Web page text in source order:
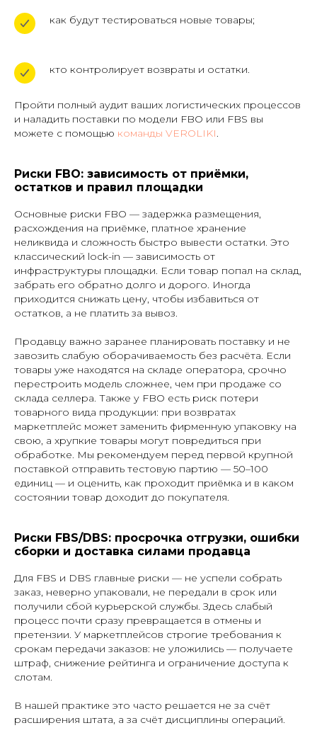
как будут тестироваться новые товары;
кто контролирует возвраты и остатки.
Пройти полный аудит ваших логистических процессов
и наладить поставки по модели FBO или FBS вы
можете с помощью команды VEROLIKI.
Риски FBO: зависимость от приёмки,
остатков и правил площадки
Основные риски FBO — задержка размещения,
расхождения на приёмке, платное хранение
неликвида и сложность быстро вывести остатки. Это
классический lock-in — зависимость от
инфраструктуры площадки. Если товар попал на склад,
забрать его обратно долго и дорого. Иногда
приходится снижать цену, чтобы избавиться от
остатков, а не платить за вывоз.
Продавцу важно заранее планировать поставку и не
завозить слабую оборачиваемость без расчёта. Если
товары уже находятся на складе оператора, срочно
перестроить модель сложнее, чем при продаже со
склада селлера. Также у FBO есть риск потери
товарного вида продукции: при возвратах
маркетплейс может заменить фирменную упаковку на
свою, а хрупкие товары могут повредиться при
обработке. Мы рекомендуем перед первой крупной
поставкой отправить тестовую партию — 50–100
единиц — и оценить, как проходит приёмка и в каком
состоянии товар доходит до покупателя.
Риски FBS/DBS: просрочка отгрузки, ошибки
сборки и доставка силами продавца
Для FBS и DBS главные риски — не успели собрать
заказ, неверно упаковали, не передали в срок или
получили сбой курьерской службы. Здесь слабый
процесс почти сразу превращается в отмены и
претензии. У маркетплейсов строгие требования к
срокам передачи заказов: не уложились — получаете
штраф, снижение рейтинга и ограничение доступа к
слотам.
В нашей практике это часто решается не за счёт
расширения штата, а за счёт дисциплины операций.
Публичная оферта фрахтования
Реферальная программа
Дизайн от
© 2026 ООО "ВБ
КАРГО"